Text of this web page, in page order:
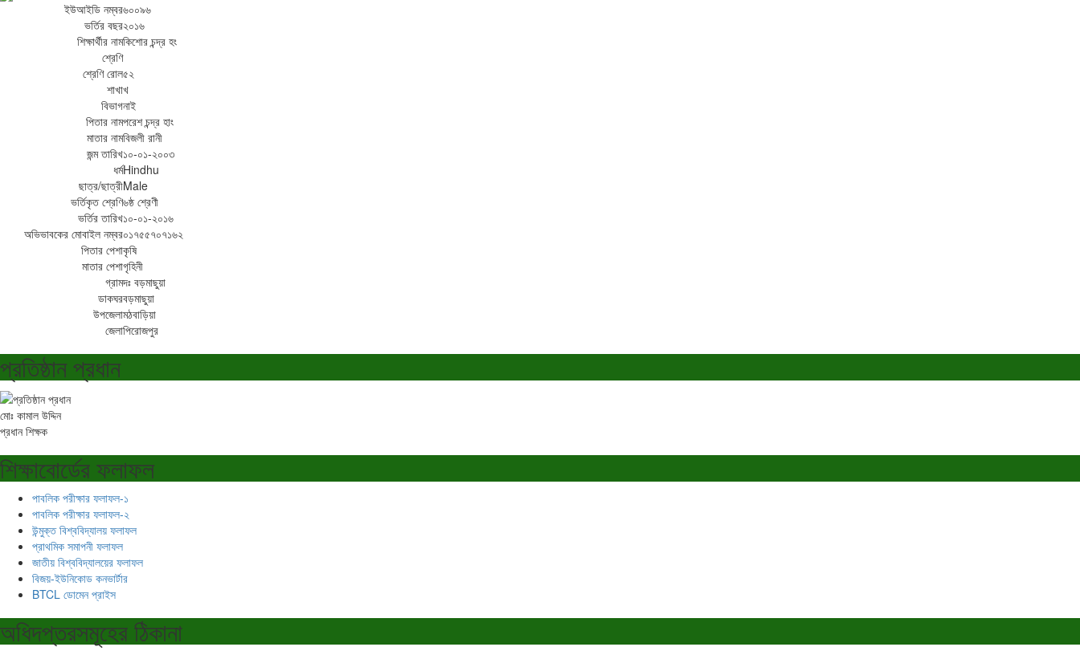
ইউআইডি নম্বর৬০০৯৬
ভর্তির বছর২০১৬
শিক্ষার্থীর নামকিশোর চন্দ্র হং
শ্রেণি
শ্রেণি রোল৫২
শাখাখ
বিভাগনাই
পিতার নামপরেশ চন্দ্র হাং
মাতার নামবিজলী রানী
জন্ম তারিখ১০-০১-২০০৩
ধর্মHindhu
ছাত্র/ছাত্রীMale
ভর্তিকৃত শ্রেণি৬ষ্ঠ শ্রেণী
ভর্তির তারিখ১০-০১-২০১৬
অভিভাবকের মোবাইল নম্বর০১৭৫৫৭০৭১৬২
পিতার পেশাকৃষি
মাতার পেশাগৃহিনী
গ্রামদঃ বড়মাছুয়া
ডাকঘরবড়মাছুয়া
উপজেলামঠবাড়িয়া
জেলাপিরোজপুর
প্রতিষ্ঠান প্রধান
মোঃ কামাল উদ্দিন
প্রধান শিক্ষক
শিক্ষাবোর্ডের ফলাফল
পাবলিক পরীক্ষার ফলাফল-১
পাবলিক পরীক্ষার ফলাফল-২
উন্মুক্ত বিশ্ববিদ্যালয় ফলাফল
প্রাথমিক সমাপনী ফলাফল
জাতীয় বিশ্ববিদ্যালয়ের ফলাফল
বিজয়-ইউনিকোড কনভার্টার
BTCL ডোমেন প্রাইস
অধিদপ্তরসমূহের ঠিকানা